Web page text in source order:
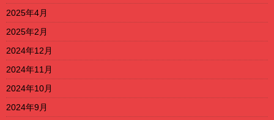
2025年4月
2025年2月
2024年12月
2024年11月
2024年10月
2024年9月